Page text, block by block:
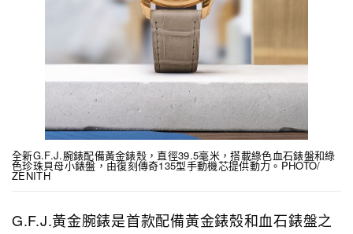
全新G.F.J.腕錶配備黃金錶殼，直徑39.5毫米，搭載綠色血石錶盤和綠
色珍珠貝母小錶盤，由復刻傳奇135型手動機芯提供動力。PHOTO/
ZENITH
G.F.J.黃金腕錶是首款配備黃金錶殼和血石錶盤之